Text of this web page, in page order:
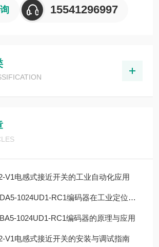
15541296997
V1电感式接近开关的工业自动化应用
1024UD1-RC1编码器在工业定位中的应用
1024UD1-RC1编码器的原理与应用
V1电感式接近开关的安装与调试指南